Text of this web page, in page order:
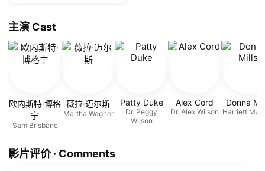
主演 Cast
欧内斯特·博格
宁
Sam Brisbane
薇拉·迈尔斯
Martha Wagner
Patty Duke
Dr. Peggy
Wilson
Alex Cord
Dr. Alex Wilson
Donna
Harriett
影片评价 · Comments